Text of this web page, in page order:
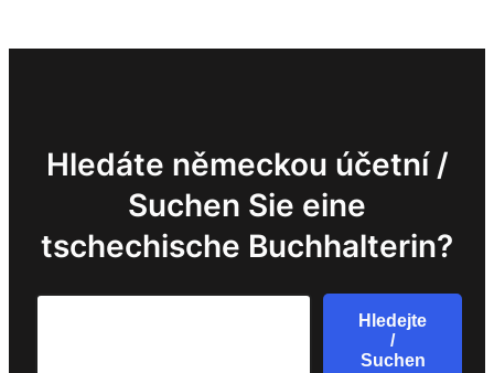
Hledáte německou účetní /
Suchen Sie eine
tschechische Buchhalterin?
Hledejte
/
Suchen